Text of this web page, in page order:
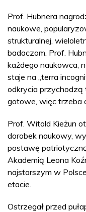
Prof. Hubnera
naukowe,
strukturalnej,
badaczom. Prof.
każdego naukowca,
staje na „terra
odkrycia przychodzą
gotowe, więc trzeba
Prof. Witold Kieżun
dorobek naukowy,
postawę
Akademią Leona
najstarszym w
etacie.
Ostrzegał przed